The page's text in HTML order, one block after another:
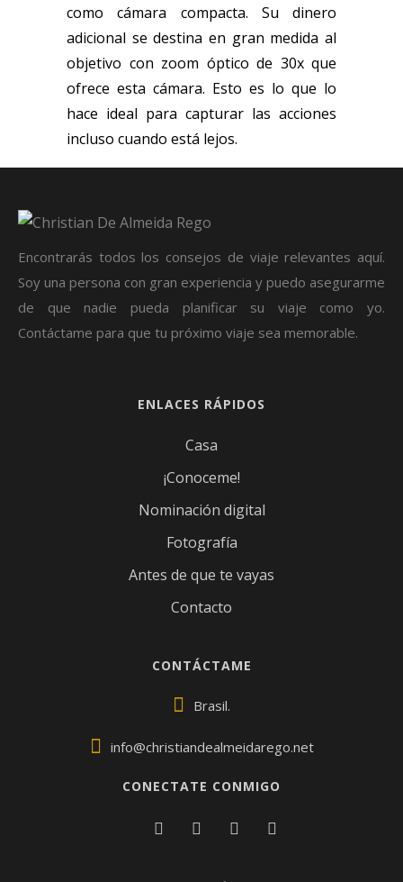
como cámara compacta. Su dinero
adicional se destina en gran medida al
objetivo con zoom óptico de 30x que
ofrece esta cámara. Esto es lo que lo
hace ideal para capturar las acciones
incluso cuando está lejos.
Encontrarás todos los consejos de viaje relevantes aquí.
Soy una persona con gran experiencia y puedo asegurarme
de que nadie pueda planificar su viaje como yo.
Contáctame para que tu próximo viaje sea memorable.
ENLACES RÁPIDOS
Casa
¡Conoceme!
Nominación digital
Fotografía
Antes de que te vayas
Contacto
CONTÁCTAME
Brasil.
info@christiandealmeidarego.net
CONECTATE CONMIGO